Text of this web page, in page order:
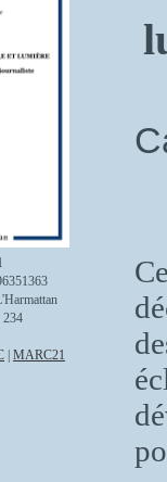
234
MARC21